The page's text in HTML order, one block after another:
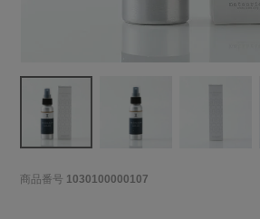
商品番号 1030100000107